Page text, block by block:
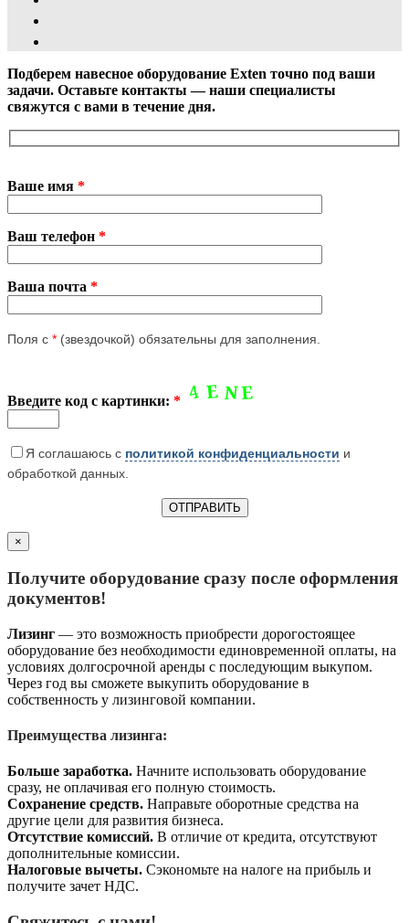
Подберем навесное оборудование Exten точно под ваши
задачи. Оставьте контакты — наши специалисты
свяжутся с вами в течение дня.
Ваше имя *
Ваш телефон *
Ваша почта *
Поля с * (звездочкой) обязательны для заполнения.
Введите код с картинки: *
Я соглашаюсь с политикой конфиденциальности и
обработкой данных.
×
Получите оборудование сразу после оформления
документов!
Лизинг — это возможность приобрести дорогостоящее
оборудование без необходимости единовременной оплаты, на
условиях долгосрочной аренды с последующим выкупом.
Через год вы сможете выкупить оборудование в
собственность у лизинговой компании.
Преимущества лизинга:
Больше заработка. Начните использовать оборудование
сразу, не оплачивая его полную стоимость.
Сохранение средств. Направьте оборотные средства на
другие цели для развития бизнеса.
Отсутствие комиссий. В отличие от кредита, отсутствуют
дополнительные комиссии.
Налоговые вычеты. Сэкономьте на налоге на прибыль и
получите зачет НДС.